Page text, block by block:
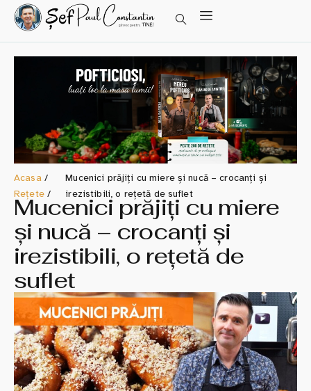
Acasa/
Rețete/
Mucenici prăjiți cu miere și nucă – crocanți și
irezistibili, o rețetă de suflet
Mucenici prăjiți cu miere
și nucă – crocanți și
irezistibili, o rețetă de
suflet